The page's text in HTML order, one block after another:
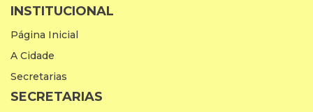
INSTITUCIONAL
Página Inicial
A Cidade
Secretarias
SECRETARIAS